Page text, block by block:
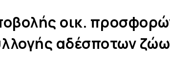
οικ.
αδέσποτων